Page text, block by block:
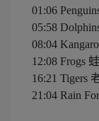
01:06
05:58
08:04
12:08 Frogs
16:21 Tigers
21:04 Rain